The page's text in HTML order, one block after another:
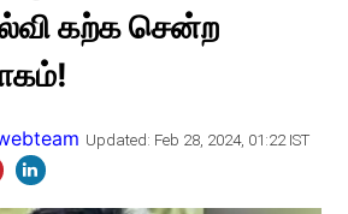
கற்க சென்ற
Updated: Feb 28, 2024, 01:22 IST